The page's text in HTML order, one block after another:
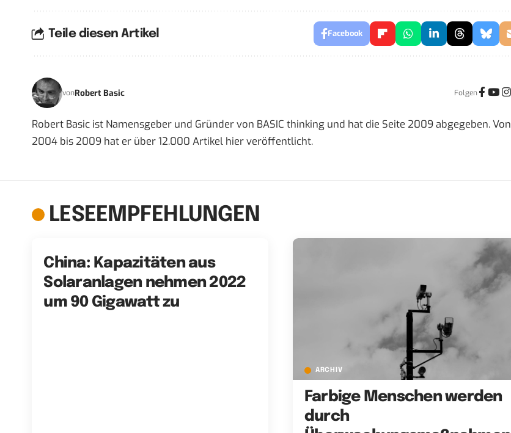
Teile diesen Artikel Facebook
vonRobert Basic Folgen
Robert Basic ist Namensgeber und Gründer von BASIC thinking und hat die Seite 2009 abgegeben. Von
2004 bis 2009 hat er über 12.000 Artikel hier veröffentlicht.
LESEEMPFEHLUNGEN
China: Kapazitäten aus
Solaranlagen nehmen 2022
um 90 Gigawatt zu
ARCHIV
Farbige Menschen werden
durch